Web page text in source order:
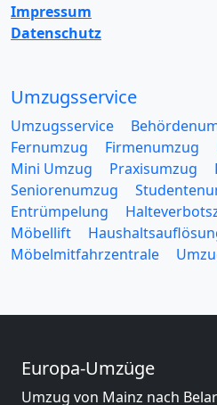
Impressum
Datenschutz
Umzugsservice
Umzugsservice
Fernumzug
Firmenumzug
Mini Umzug
Praxisumzug
Seniorenumzug
Entrümpelung
Möbellift
Möbelmitfahrzentrale
Europa-Umzüge
Umzug von Mainz nach